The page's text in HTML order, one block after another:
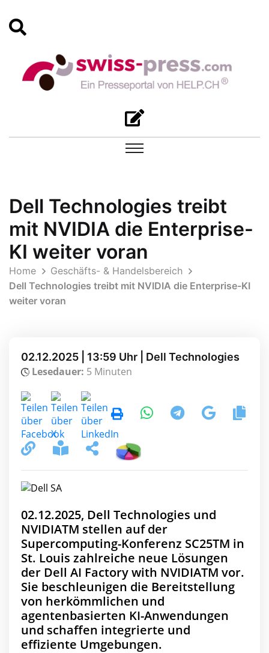
Dell Technologies treibt
mit NVIDIA die Enterprise-
KI weiter voran
Home
Geschäfts- & Handelsbereich
Dell Technologies treibt mit NVIDIA die Enterprise-KI
weiter voran
02.12.2025 | 13:59 Uhr | Dell Technologies
Lesedauer: 5 Minuten
02.12.2025, Dell Technologies und
NVIDIATM stellen auf der
Supercomputing-Konferenz SC25TM in
St. Louis zahlreiche neue Lösungen
der Dell AI Factory with NVIDIATM vor.
Sie beschleunigen die Bereitstellung
von herkömmlichen und
agentenbasierten KI-Anwendungen
und schaffen integrierte und
effiziente Umgebungen.